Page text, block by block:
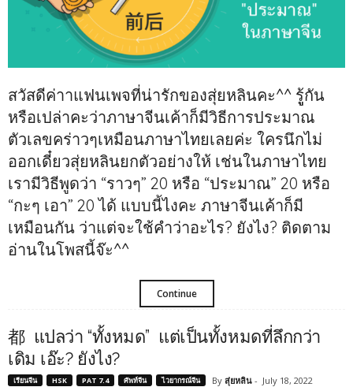
สวัสดีค่าาแฟนเพจที่น่ารักของสุ่ยหลินคะ^^ รูู้กัน
หรือเปล่าคะว่าภาษาจีนเค้าก็มีวิธีการประมาณ
ตัวเลขคร่าวๆเหมือนภาษาไทยเลยค่ะ ใครนึกไม่
ออกเดี๋ยวสุ่ยหลินยกตัวอย่างให้ เช่นในภาษาไทย
เรามีวิธีพูดว่า “ราวๆ” 20 หรือ “ประมาณ” 20 หรือ
“กะๆ เอา” 20 ได้ แบบนี้ไงคะ ภาษาจีนเค้าก็มี
เหมือนกัน ว่าแต่จะใช้คำว่าอะไร? ยังไง? ติดตาม
อ่านในโพสนี้จ๊ะ^^
Continue
都 แปลว่า “ทั้งหมด” แต่เป็นทั้งหมดที่ลึกกว่า
เดิม เอ๊ะ? ยังไง?
เรียนจีน HSK PAT 7.4 ศัพท์จีน ไวยากรณ์จีน By สุ่ยหลิน - July 18, 2022